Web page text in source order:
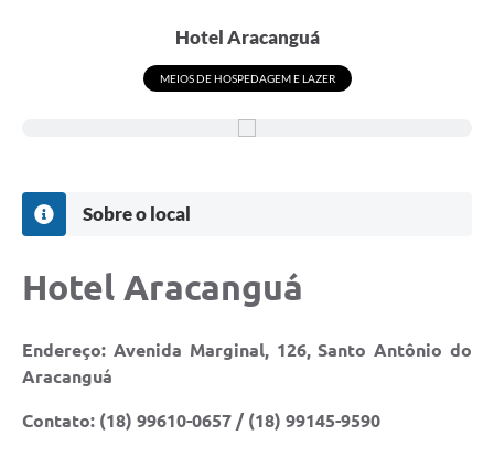
Hotel Aracanguá
MEIOS DE HOSPEDAGEM E LAZER
Sobre o local
Hotel Aracanguá
Endereço: Avenida Marginal, 126, Santo Antônio do
Aracanguá
Contato: (18) 99610-0657 / (18) 99145-9590